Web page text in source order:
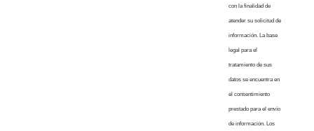
con la finalidad de
atender su solicitud de
información. La base
legal para el
tratamiento de sus
datos se encuentra en
el consentimiento
prestado para el envío
de información. Los